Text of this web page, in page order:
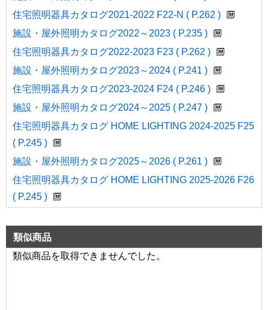
住宅照明器具カタログ2021-2022 F22-N ( P.262 )
施設・屋外照明カタログ2022～2023 ( P.235 )
住宅照明器具カタログ2022-2023 F23 ( P.262 )
施設・屋外照明カタログ2023～2024 ( P.241 )
住宅照明器具カタログ2023-2024 F24 ( P.246 )
施設・屋外照明カタログ2024～2025 ( P.247 )
住宅照明器具カタログ HOME LIGHTING 2024-2025 F25
( P.245 )
施設・屋外照明カタログ2025～2026 ( P.261 )
住宅照明器具カタログ HOME LIGHTING 2025-2026 F26
( P.245 )
類似商品
類似商品を取得できませんでした。